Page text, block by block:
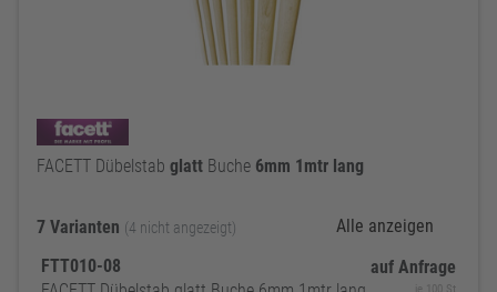
FACETT Dübelstab glatt Buche 6mm 1mtr lang
7 Varianten (4 nicht angezeigt)
Alle anzeigen
FTT010-08
auf Anfrage